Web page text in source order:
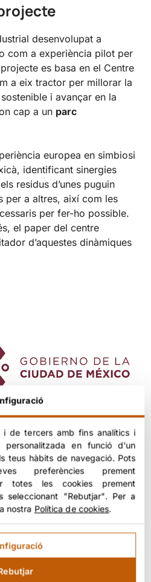
desenvolupat a
com a experiència pilot per
es basa en el Centre
a eix tractor per millorar la
i avançar en la
cap a un parc
europea en simbiosi
identificant sinergies
residus d’unes puguin
per a altres, així com les
per fer-ho possible.
el paper del centre
d’aquestes dinàmiques
de Vallejo-i com a
de simbiosi industrial per
i de tercers amb fins analítics i
personalitzada en funció d'un
teus hàbits de navegació. Pots
preferències prement
totes les cookies prement
seleccionant "Rebutjar". Per a
nostra Política de cookies.